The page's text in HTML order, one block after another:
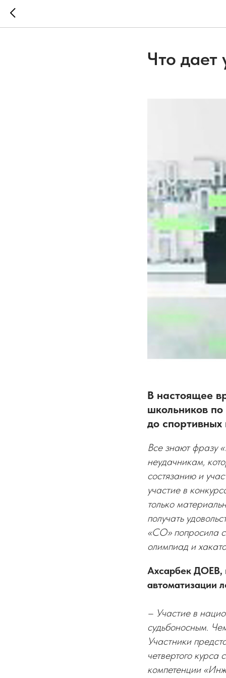
Что дает
В настоящее
школьников
до
Все знают фразу
неудачникам,
состязанию и
участие в
только
получать
«СО» попросила
олимпиад и
Ахсарбек ДОЕВ,
автоматизации
– Участие в
судьбоносным.
Участники
четвертого курса
компетенции